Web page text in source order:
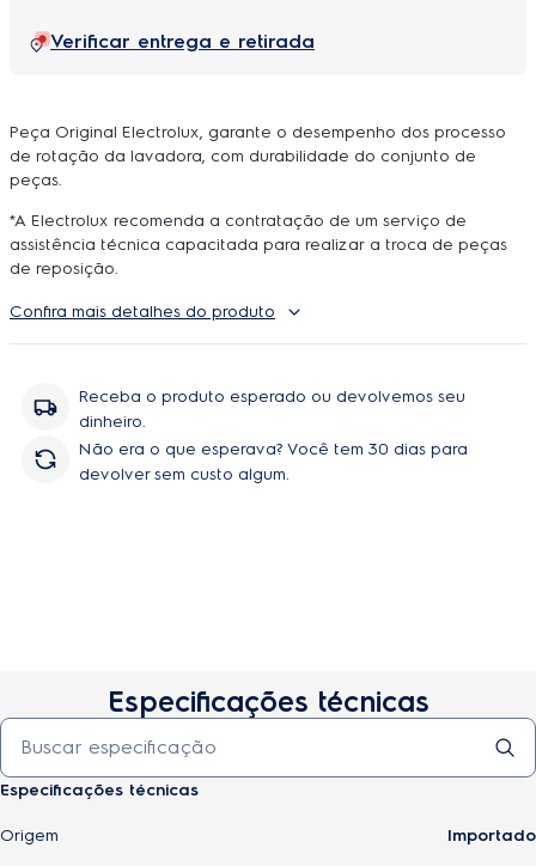
Verificar entrega e retirada
Peça Original Electrolux, garante o desempenho dos processo
de rotação da lavadora, com durabilidade do conjunto de
peças.
*A Electrolux recomenda a contratação de um serviço de
assistência técnica capacitada para realizar a troca de peças
de reposição.
Confira mais detalhes do produto
Receba o produto esperado ou devolvemos seu
dinheiro.
Não era o que esperava? Você tem 30 dias para
devolver sem custo algum.
Especificações técnicas
Especificações técnicas
Origem Importado